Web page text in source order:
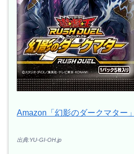
Amazon「幻影のダークマター」
出典:YU-GI-OH.jp